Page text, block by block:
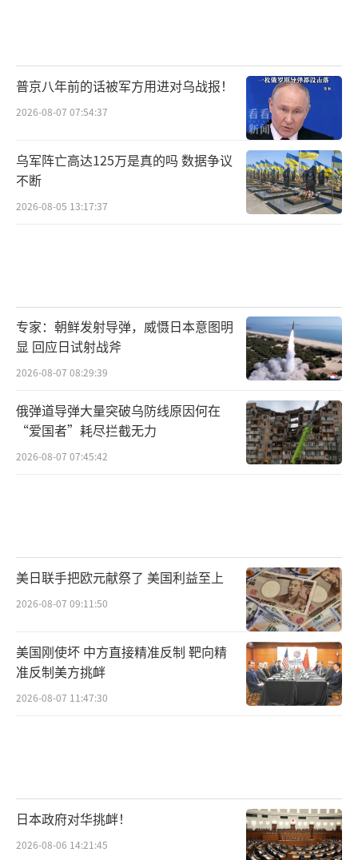
普京八年前的话被军方用进对乌战报！
2026-08-07 07:54:37
乌军阵亡高达125万是真的吗 数据争议
不断
2026-08-05 13:17:37
专家：朝鲜发射导弹，威慑日本意图明
显 回应日试射战斧
2026-08-07 08:29:39
俄弹道导弹大量突破乌防线原因何在
“爱国者”耗尽拦截无力
2026-08-07 07:45:42
美日联手把欧元献祭了 美国利益至上
2026-08-07 09:11:50
美国刚使坏 中方直接精准反制 靶向精
准反制美方挑衅
2026-08-07 11:47:30
日本政府对华挑衅！
2026-08-06 14:21:45